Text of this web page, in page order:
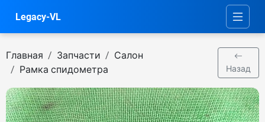
Legacy-VL
Главная Запчасти
Салон
Рамка спидометра
Назад